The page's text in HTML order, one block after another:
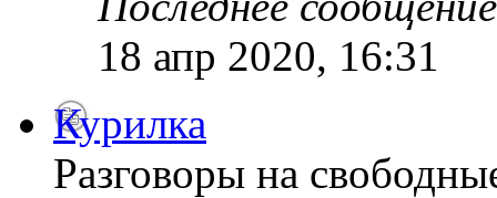
18 апр 2020, 16:31
Курилка
Разговоры на